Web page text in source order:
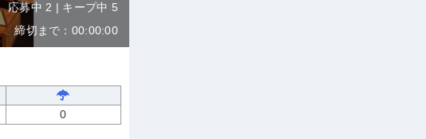
応募中 2 | キープ中 5
締切まで：00:00:00
0